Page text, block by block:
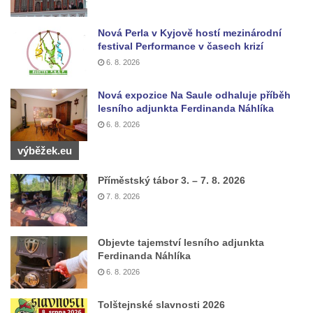
Studna u kostela Narození Panny Marie v
Libochovanech
Kašna na náměstí Tomáše Garrigue
Masaryka v České Lípě
Kašna na Mírovém náměstí v Postoloprtech
Bývalá kašna u křižovatky v Mostecké ulici
před domem čp. 2150 v Litvínově
Kamenná nádrž na vodu před kostelem
Kašna na náměstí ve Chřibské
Kašna v bývalém parku ve Sládkově ulici u
Fontána u podchodu na konci promenády u
hlavního nádraží v Ústí nad Labem
Nová Perla v Kyjově hostí mezinárodní
festival Performance v časech krizí
6. 8. 2026
Nová expozice Na Saule odhaluje příběh
lesního adjunkta Ferdinanda Náhlíka
6. 8. 2026
výběžek.eu
Příměstský tábor 3. – 7. 8. 2026
7. 8. 2026
Objevte tajemství lesního adjunkta
Ferdinanda Náhlíka
6. 8. 2026
Tolštejnské slavnosti 2026